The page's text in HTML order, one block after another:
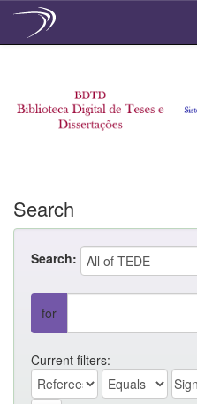
Search
Search:
for
Current filters: